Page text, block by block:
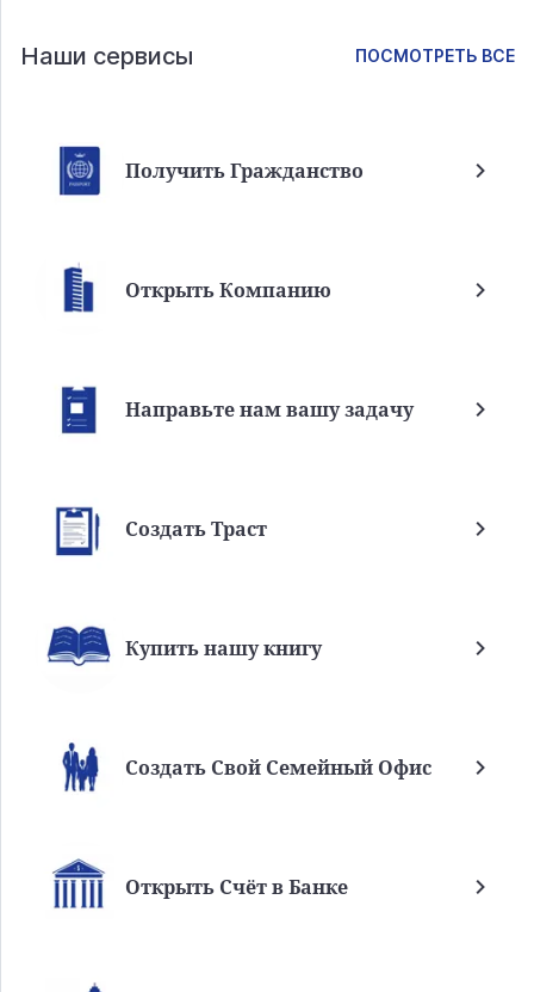
Наши сервисы ПОСМОТРЕТЬ ВСЕ
Получить Гражданство
Открыть Компанию
Направьте нам вашу задачу
Создать Траст
Купить нашу книгу
Создать Свой Семейный Офис
Открыть Счёт в Банке